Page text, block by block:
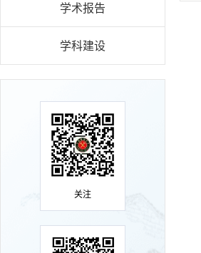
学术报告
学科建设
关注